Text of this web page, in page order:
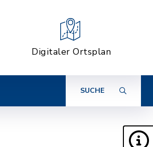
Digitaler Ortsplan
SUCHE